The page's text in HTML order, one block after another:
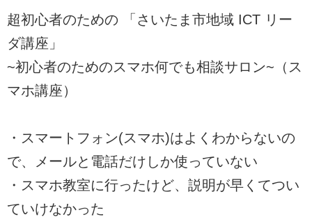
超初心者のための 「さいたま市地域 ICT リー
ダ講座」
~初心者のためのスマホ何でも相談サロン~（ス
マホ講座）
・スマートフォン(スマホ)はよくわからないの
で、メールと電話だけしか使っていない
・スマホ教室に行ったけど、説明が早くてつい
ていけなかった